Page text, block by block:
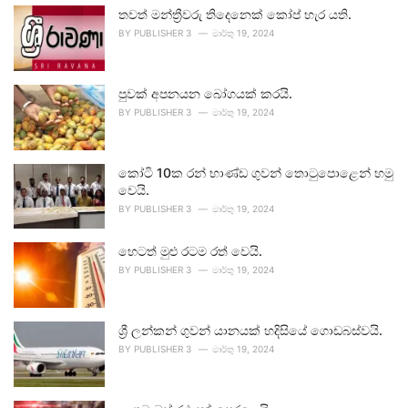
තවත් මන්ත්‍රීවරු තිදෙනෙක් කෝප් හැර යති.
BY PUBLISHER 3 මාර්තු 19, 2024
පුවක් අපනයන බෝගයක් කරයි.
BY PUBLISHER 3 මාර්තු 19, 2024
කෝටි 10ක රන් භාණ්ඩ ගුවන් තොටුපොළෙන් හමු
වෙයි.
BY PUBLISHER 3 මාර්තු 19, 2024
හෙටත් මුළු රටම රත් වෙයි.
BY PUBLISHER 3 මාර්තු 19, 2024
ශ්‍රී ලන්කන් ගුවන් යානයක් හදිසියේ ගොඩබස්වයි.
BY PUBLISHER 3 මාර්තු 19, 2024